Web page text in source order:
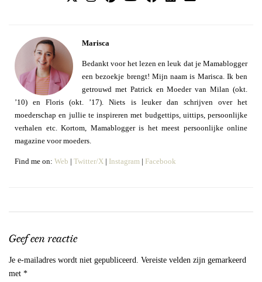
Marisca
Bedankt voor het lezen en leuk dat je Mamablogger
een bezoekje brengt! Mijn naam is Marisca. Ik ben
getrouwd met Patrick en Moeder van Milan (okt.
’10) en Floris (okt. ’17). Niets is leuker dan schrijven over het
moederschap en jullie te inspireren met budgettips, uittips, persoonlijke
verhalen etc. Kortom, Mamablogger is het meest persoonlijke online
magazine voor moeders.
Find me on: Web | Twitter/X | Instagram | Facebook
Geef een reactie
Je e-mailadres wordt niet gepubliceerd. Vereiste velden zijn gemarkeerd
met *